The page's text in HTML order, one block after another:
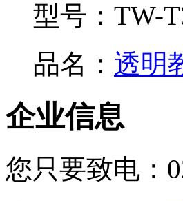
型号： TW-
品名： 透明
企业信息
您只要致电：